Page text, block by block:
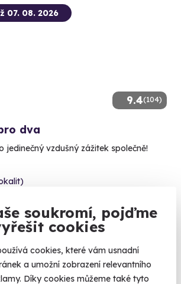
soukromí, pojďme
cookies
cookies, které vám usnadní
a umožní zobrazení relevantního
Díky cookies můžeme také tyto
9.4(104)
07. 08. 2026
dva
jedinečný vzdušný zážitek společně!